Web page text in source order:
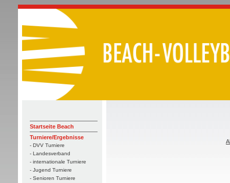
Startseite Beach
Turniere/Ergebnisse
- DVV Turniere
- Landesverband
- internationale Turniere
- Jugend Turniere
- Senioren Turniere